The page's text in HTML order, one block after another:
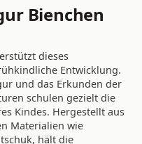
Bienchen
dieses
Entwicklung.
und das Erkunden der
schulen gezielt die
Kindes. Hergestellt aus
Materialien wie
hält die